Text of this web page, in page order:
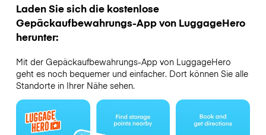
Laden Sie sich die kostenlose
Gepäckaufbewahrungs-App von LuggageHero
herunter:
Mit der Gepäckaufbewahrungs-App von LuggageHero
geht es noch bequemer und einfacher. Dort können Sie alle
Standorte in Ihrer Nähe sehen.